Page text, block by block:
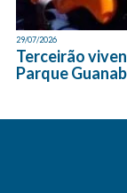
29/07/2026
Terceirão
Parque